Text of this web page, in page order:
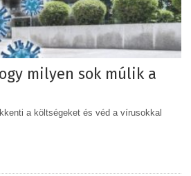
milyen sok múlik a
a költségeket és véd a vírusokkal